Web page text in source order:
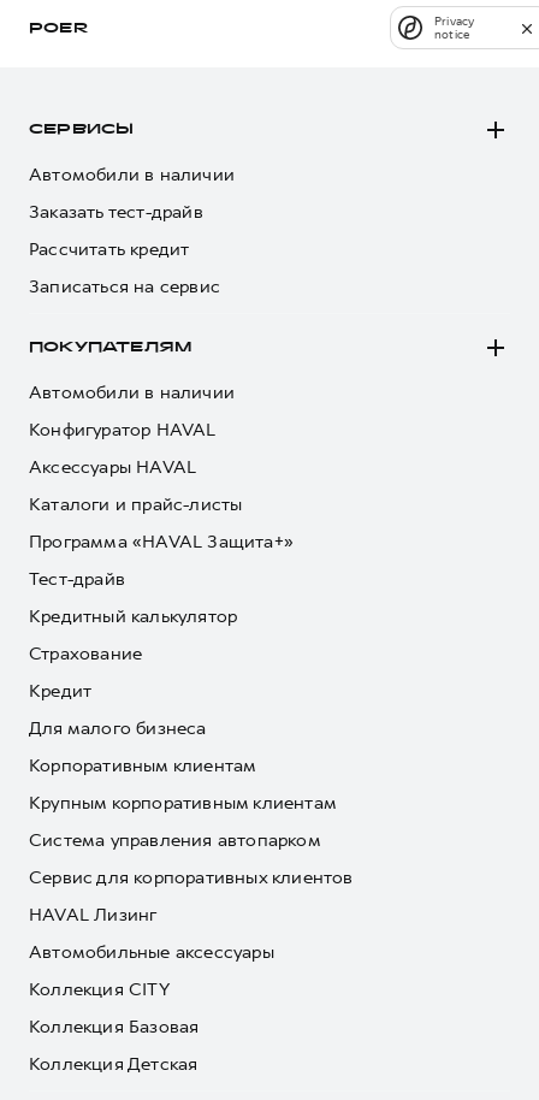
POER
СЕРВИСЫ
Автомобили в наличии
Заказать тест-драйв
Рассчитать кредит
Записаться на сервис
ПОКУПАТЕЛЯМ
Автомобили в наличии
Конфигуратор HAVAL
Аксессуары HAVAL
Каталоги и прайс-листы
Программа «HAVAL Защита+»
Тест-драйв
Кредитный калькулятор
Страхование
Кредит
Для малого бизнеса
Корпоративным клиентам
Крупным корпоративным клиентам
Система управления автопарком
Сервис для корпоративных клиентов
HAVAL Лизинг
Автомобильные аксессуары
Коллекция CITY
Коллекция Базовая
Коллекция Детская
Privacy
notice